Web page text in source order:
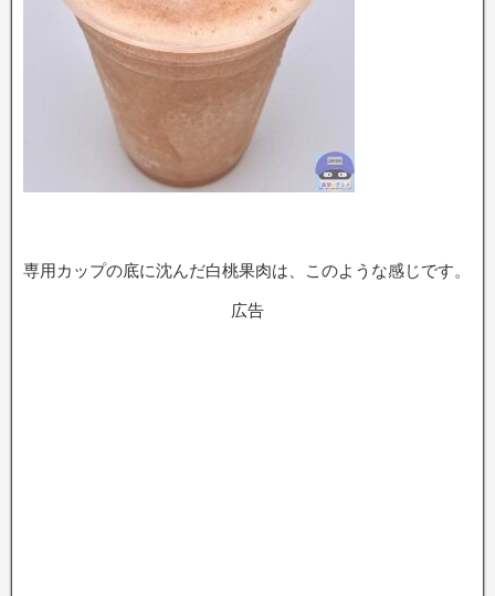
専用カップの底に沈んだ白桃果肉は、このような感じです。
広告